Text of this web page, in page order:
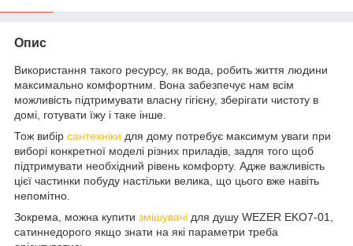
Опис
Використання такого ресурсу, як вода, робить життя людини
максимально комфортним. Вона забезпечує нам всім
можливість підтримувати власну гігієну, зберігати чистоту в
домі, готувати їжу і таке інше.
Тож вибір сантехніки для дому потребує максимум уваги при
виборі конкретної моделі різних приладів, задля того щоб
підтримувати необхідний рівень комфорту. Адже важливість
цієї частинки побуду настільки велика, що цього вже навіть
непомітно.
Зокрема, можна купити змішувачі для душу WEZER EKO7-01,
сатиннедорого якщо знати на які параметри треба